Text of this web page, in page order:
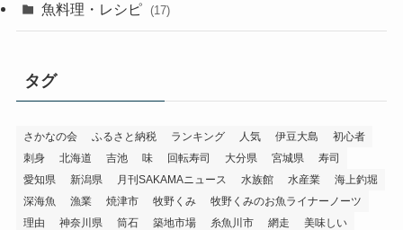
魚料理・レシピ (17)
タグ
さかなの会 ふるさと納税 ランキング 人気 伊豆大島
初心者
刺身
北海道 吉池 味 回転寿司 大分県 宮城県
寿司
愛知県
新潟県 月刊SAKAMAニュース 水族館 水産業
海上釣堀
深海魚
漁業 焼津市 牧野くみ
牧野くみのお魚ライナーノーツ
理由
神奈川県 筒石 築地市場 糸魚川市 網走
美味しい